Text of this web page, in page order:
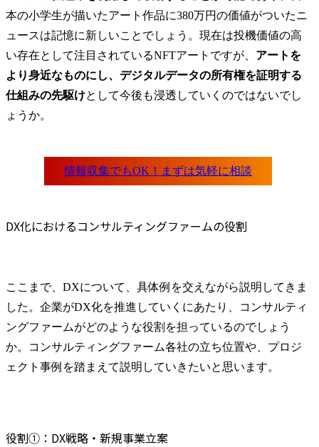
本の小学生が描いたアート作品に380万円の価値がついたニ
ュースは記憶に新しいことでしょう。現在は投機価値の高
い存在として注目されているNFTアートですが、 アートを
より身近なものにし、デジタルデータの所有権を証明する
仕組みの先駆けとして今後も浸透していくのではないでし
ょうか。
DX化におけるコンサルティングファームの役割
ここまで、DXについて、具体例を交えながら説明してきま
した。企業がDX化を推進していくにあたり、コンサルティ
ングファームがどのような役割を担っているのでしょう
か。コンサルティングファーム各社の立ち位置や、プロジ
ェクト事例を踏まえて説明していきたいと思います。
役割①：DX戦略・新規事業立案